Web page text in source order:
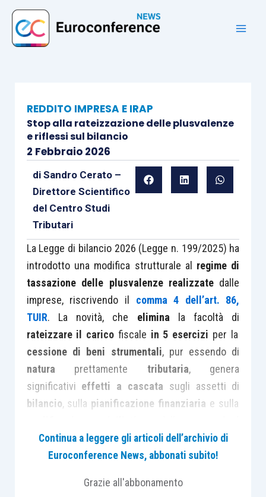
contenuto
REDDITO IMPRESA E IRAP
Stop alla rateizzazione delle plusvalenze
e riflessi sul bilancio
2 Febbraio 2026
di Sandro Cerato –
Direttore Scientifico
del Centro Studi
Tributari
La Legge di bilancio 2026 (Legge n. 199/2025) ha
introdotto una modifica strutturale al regime di
tassazione delle plusvalenze realizzate dalle
imprese, riscrivendo il comma 4 dell’art. 86,
TUIR. La novità, che elimina
la facoltà di
rateizzare il carico fiscale in 5 esercizi per la
cessione di beni strumentali, pur essendo di
natura prettamente tributaria, genera
significativi effetti a cascata sugli assetti di
bilancio, sulla pianificazione finanziaria e sulla
straordinarie .Fino al periodo d’imposta 2025,
art. 86, comma 4, TUIR, consentiva alle imprese
almeno 3 annidioptare per la tassazione
Continua a leggere gli articoli dell’archivio di
Euroconference News, abbonati subito!
Grazie all'abbonamento